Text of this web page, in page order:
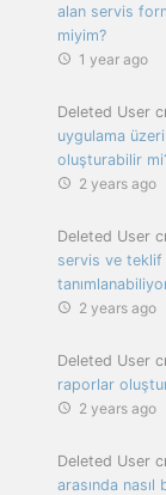
alan servis
miyim?
1 year ago
Deleted User
uygulama
oluşturabilir
2 years ago
Deleted User
servis ve teklif
2 years ago
Deleted User
raporlar
2 years ago
Deleted User
arasında